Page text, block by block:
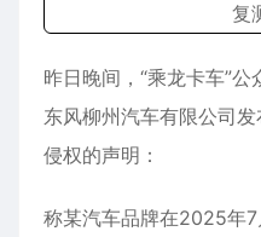
昨日晚间，“乘龙卡车”公
东风柳州汽车有限公司
侵权的声明：
称某汽车品牌在2025年